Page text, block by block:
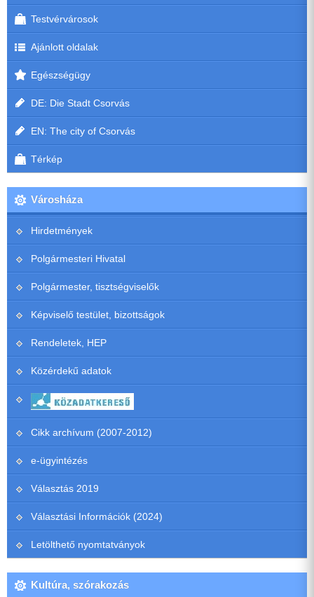
Testvérvárosok
Ajánlott oldalak
Egészségügy
DE: Die Stadt Csorvás
EN: The city of Csorvás
Térkép
Városháza
Hirdetmények
Polgármesteri Hivatal
Polgármester, tisztségviselők
Képviselő testület, bizottságok
Rendeletek, HEP
Közérdekű adatok
Cikk archívum (2007-2012)
e-ügyintézés
Választás 2019
Választási Információk (2024)
Letölthető nyomtatványok
Kultúra, szórakozás